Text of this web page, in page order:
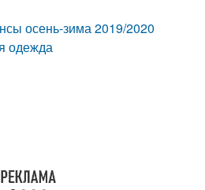
осень-зима 2019/2020
одежда